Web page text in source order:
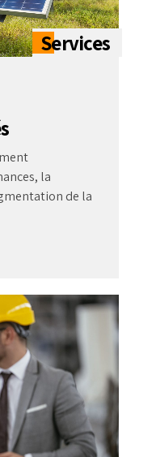
la
de la